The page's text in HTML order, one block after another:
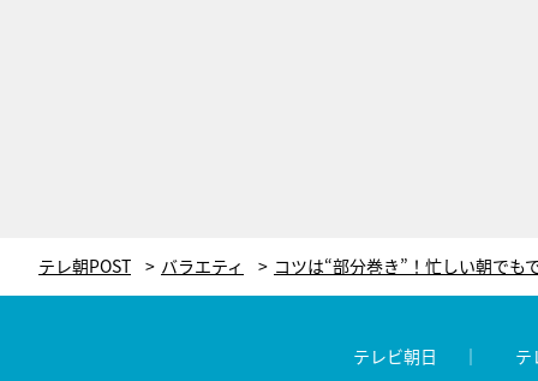
テレ朝POST バラエティ
テレビ朝日 テ